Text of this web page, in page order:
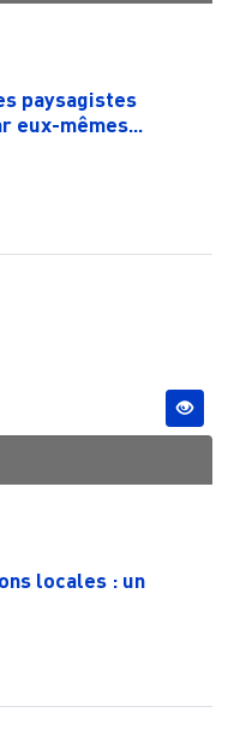
paysagistes
eux-mêmes...
locales : un